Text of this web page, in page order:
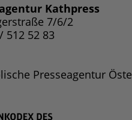
Kathpress
7/6/2
512 52 83
Presseagentur